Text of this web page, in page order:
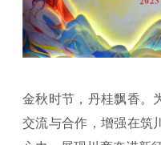
金秋时节，丹桂飘香。
交流与合作，增强在筑